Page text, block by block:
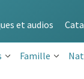
et audios
Famille